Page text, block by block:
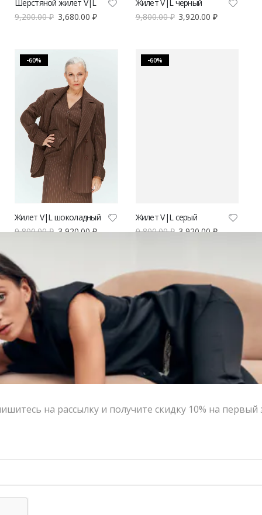
Шерстяной жилет V|L
9,200.00₽ 3,680.00 ₽
Жилет V|L черный
9,800.00₽ 3,920.00₽
-60%
Жилет V|L шоколадный
9,800.00₽ 3,920.00₽
-60%
Жилет V|L серый
9,800.00₽ 3,920.00₽
-70%
на рассылку и получите скидку 10% на первый